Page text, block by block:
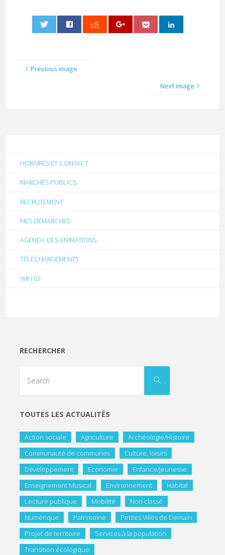
Previous image
Next image
HORAIRES ET CONTACT
MARCHÉS PUBLICS
RECRUTEMENT
MES DÉMARCHES
AGENDA DES ANIMATIONS
TÉLÉCHARGEMENTS
WIFI 63
RECHERCHER
TOUTES LES ACTUALITÉS
Action sociale Agriculture
Archéologie/Histoire
Communauté de communes
Culture, loisirs
Développement
Economie
Enfance/Jeunesse
Enseignement Musical
Environnement
Habitat
Lecture publique
Mobilité
Non classé
Numérique
Patrimoine
Petites Villes de Demain
Projet de territoire
Services à la population
Transition écologique